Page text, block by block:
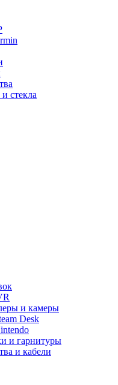
стекла
и камеры
Desk
и гарнитуры
и кабели